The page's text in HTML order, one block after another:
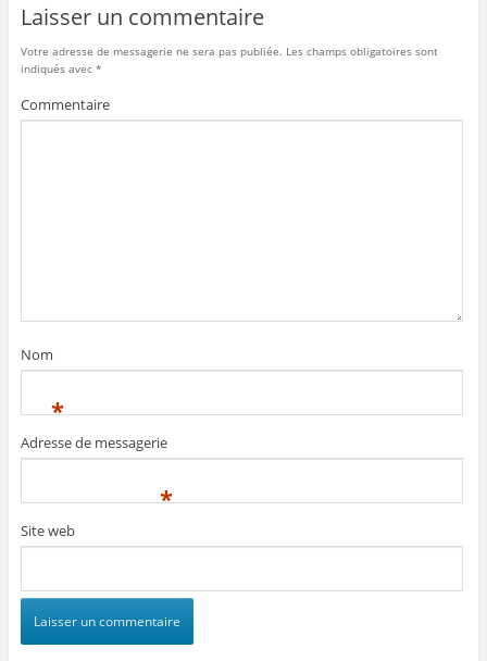
Laisser un commentaire
Votre adresse de messagerie ne sera pas publiée. Les champs obligatoires sont
indiqués avec *
Commentaire
Nom
*
Adresse de messagerie
*
Site web